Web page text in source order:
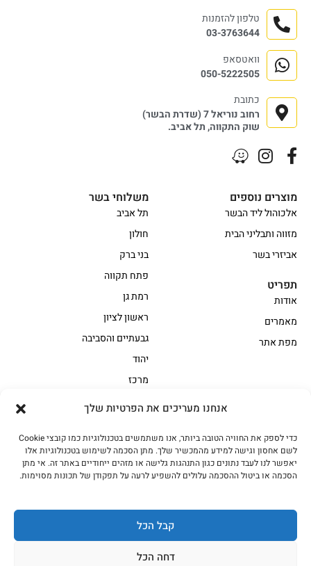
אנחנו מעריכים את הפרטיות שלך
כדי לספק את החוויה הטובה ביותר, אנו משתמשים בטכנולוגיות כמו קובצי Cookie
לשם אחסון וגישה למידע מהמכשיר שלך. מתן הסכמה לשימוש בטכנולוגיות אלו
יאפשר לנו לעבד נתונים כגון התנהגות גלישה או מזהים ייחודיים באתר זה. אי מתן
הסכמה או ביטול ההסכמה עלולים להשפיע לרעה על תפקודן של תכונות מסוימות.
קבל הכל
דחה הכל
אווז
בשר בקר משובח
בשר בקר עגלה משובח
בשר למעשנת
הודו
חלקים אחוריים
מיוחדי מסורת1
נתחי פנים
עוף
משלוחי בשר
תל אביב
חולון
בני ברק
פתח תקווה
רמת גן
ראשון לציון
גבעתיים והסביבה
יהוד
מרכז
מוצרים נוספים
אלכוהול ליד הבשר
מזווה ותבליני הבית
אביזרי בשר
תפריט
אודות
מאמרים
מפת אתר
טלפון להזמנות
03-3763644
וואטסאפ
050-5222505
כתובת
רחוב נוריאל 7 (שדרת הבשר)
שוק התקווה, תל אביב.